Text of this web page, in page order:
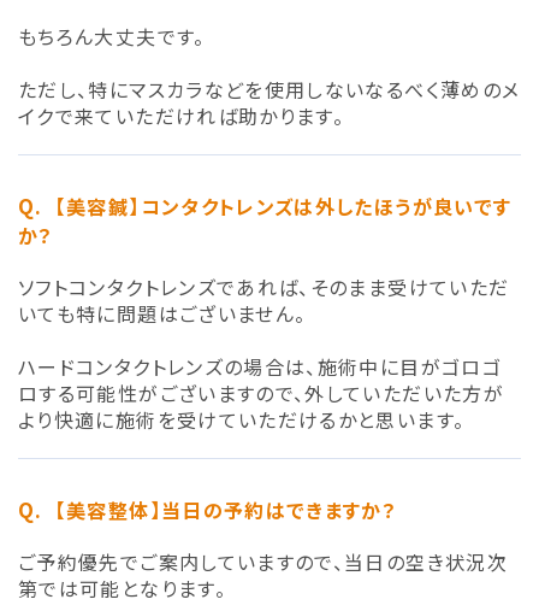
もちろん大丈夫です。
ただし、特にマスカラなどを使用しないなるべく薄めのメ
イクで来ていただければ助かります。
【美容鍼】コンタクトレンズは外したほうが良いです
か？
ソフトコンタクトレンズであれば、そのまま受けていただ
いても特に問題はございません。
ハードコンタクトレンズの場合は、施術中に目がゴロゴ
ロする可能性がございますので、外していただいた方が
より快適に施術を受けていただけるかと思います。
【美容整体】当日の予約はできますか？
ご予約優先でご案内していますので、当日の空き状況次
第では可能となります。